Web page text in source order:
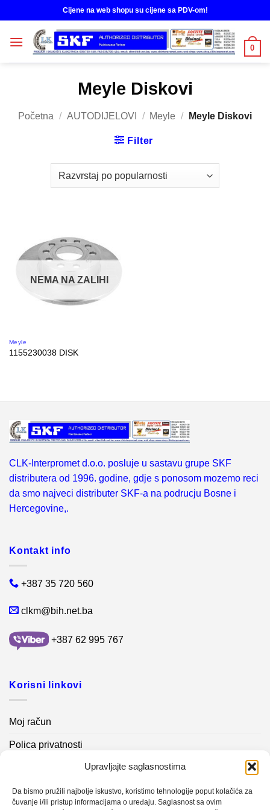
Upravljajte saglasnostima
Da bismo pružili najbolje iskustvo, koristimo tehnologije poput kolačića za
čuvanje i/ili pristup informacijama o uređaju. Saglasnost sa ovim
to
content
Cijene na web shopu su cijene sa PDV-om!
0
Meyle Diskovi
Početna / AUTODIJELOVI / Meyle / Meyle Diskovi
Filter
NEMA NA ZALIHI
Meyle
1155230038 DISK
CLK-Interpromet d.o.o. posluje u sastavu grupe SKF
distributera od 1996. godine, gdje s ponosom mozemo reci
da smo najveci distributer SKF-a na podrucju Bosne i
Hercegovine,.
Kontakt info
+387 35 720 560
clkm@bih.net.ba
+387 62 995 767
Korisni linkovi
Moj račun
Polica privatnosti
Kontakt info